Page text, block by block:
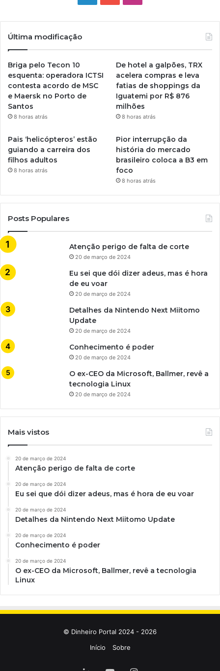
Última modificação
Briga pelo Tecon 10
esquenta: operadora ICTSI
contesta acordo de MSC
e Maersk no Porto de
Santos
8 horas atrás
De hotel a galpões, TRX
acelera compras e leva
fatias de shoppings da
Iguatemi por R$ 876
milhões
8 horas atrás
Pais ‘helicópteros’ estão
guiando a carreira dos
filhos adultos
8 horas atrás
Pior interrupção da
história do mercado
brasileiro coloca a B3 em
foco
8 horas atrás
Posts Populares
Atenção perigo de falta de corte
20 de março de 2024
Eu sei que dói dizer adeus, mas é hora
de eu voar
20 de março de 2024
Detalhes da Nintendo Next Miitomo
Update
20 de março de 2024
Conhecimento é poder
20 de março de 2024
O ex-CEO da Microsoft, Ballmer, revê a
tecnologia Linux
20 de março de 2024
Mais vistos
20 de março de 2024
Atenção perigo de falta de corte
20 de março de 2024
Eu sei que dói dizer adeus, mas é hora de eu voar
20 de março de 2024
Detalhes da Nintendo Next Miitomo Update
20 de março de 2024
Conhecimento é poder
20 de março de 2024
O ex-CEO da Microsoft, Ballmer, revê a tecnologia
Linux
© Dinheiro Portal 2024 - 2026
Início
Sobre